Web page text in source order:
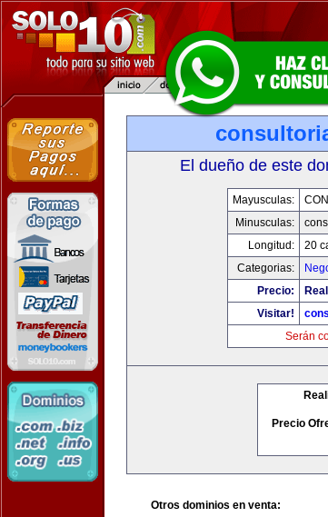
El dueño de este
Mayusculas:
Minusculas:
Longitud:
20
Categorias:
Precio:
Visitar!
Serán
Precio
Otros dominios en venta: